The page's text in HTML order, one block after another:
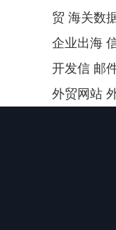
贸 海关数
企业出海
开发信 邮
外贸网站